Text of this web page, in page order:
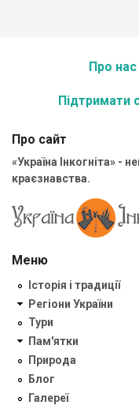
Про нас
Підтримати
Про сайт
«Україна Інкогніта» -
краєзнавства.
Меню
Історія і традиції
Регіони України
Тури
Пам'ятки
Природа
Блог
Галереї